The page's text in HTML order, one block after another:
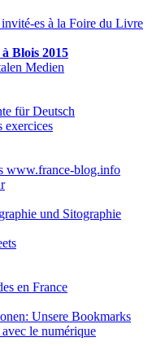
es à la Foire du Livre
Blois 2015
Medien
für Deutsch
exercices
www.france-blog.info
und Sitographie
en France
Unsere Bookmarks
le numérique